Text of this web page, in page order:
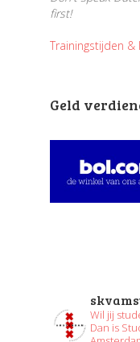
first!
Trainingstijden &
Geld
Wil jij
Dan is